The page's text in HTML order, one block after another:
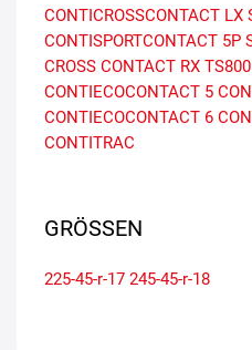
CONTICROSSCONTACT LX
CONTISPORTCONTACT 5P
CROSS CONTACT RX TS800
CONTIECOCONTACT 5
CONTIECOCONTACT 6
CONTITRAC
GRÖSSEN
225-45-r-17 245-45-r-18